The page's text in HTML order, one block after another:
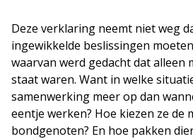
Deze verklaring neemt niet weg
ingewikkelde beslissingen
waarvan werd gedacht dat alleen
staat waren. Want in welke
samenwerking meer op dan
eentje werken? Hoe kiezen ze de
bondgenoten? En hoe pakken